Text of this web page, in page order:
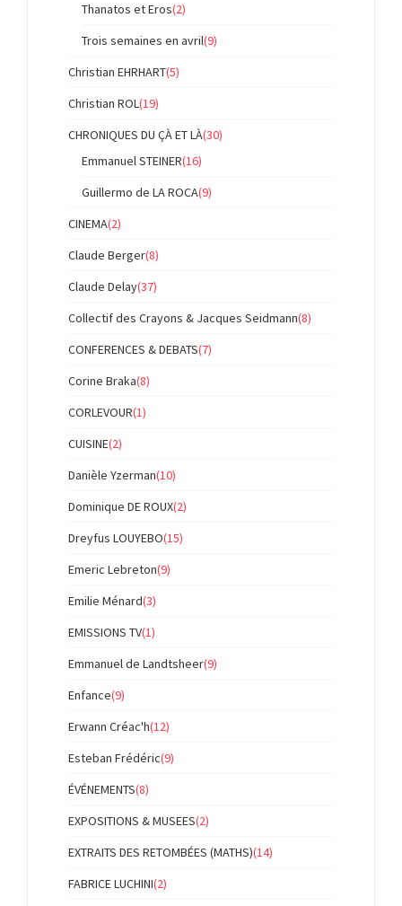
Thanatos et Eros(2)
Trois semaines en avril(9)
Christian EHRHART(5)
Christian ROL(19)
CHRONIQUES DU ÇÀ ET LÀ(30)
Emmanuel STEINER(16)
Guillermo de LA ROCA(9)
CINEMA(2)
Claude Berger(8)
Claude Delay(37)
Collectif des Crayons & Jacques Seidmann(8)
CONFERENCES & DEBATS(7)
Corine Braka(8)
CORLEVOUR(1)
CUISINE(2)
Danièle Yzerman(10)
Dominique DE ROUX(2)
Dreyfus LOUYEBO(15)
Emeric Lebreton(9)
Emilie Ménard(3)
EMISSIONS TV(1)
Emmanuel de Landtsheer(9)
Enfance(9)
Erwann Créac'h(12)
Esteban Frédéric(9)
ÉVÉNEMENTS(8)
EXPOSITIONS & MUSEES(2)
EXTRAITS DES RETOMBÉES (MATHS)(14)
FABRICE LUCHINI(2)